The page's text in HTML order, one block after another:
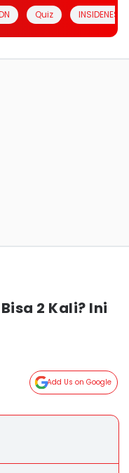
Quiz INSIDENESIA
2 Kali? Ini
Add Us on Google